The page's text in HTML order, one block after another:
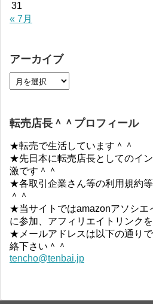
31
« 7月
アーカイブ
転売店長＾＾プロフィール
★転売で生活しています＾＾
★先日本に転売店長としてのイ
激です＾＾
★各取引企業さん等の利用規約
＾＾
★当サイトではamazonアソシエ
に参加、アフィリエイトリンク
★メールアドレスは以下の通り
絡下さい＾＾
tencho@tenbai.jp